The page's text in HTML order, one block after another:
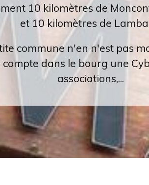
10 kilomètres de
et 10 kilomètres de
commune n'en n'est pas
dans le bourg une
associations,...